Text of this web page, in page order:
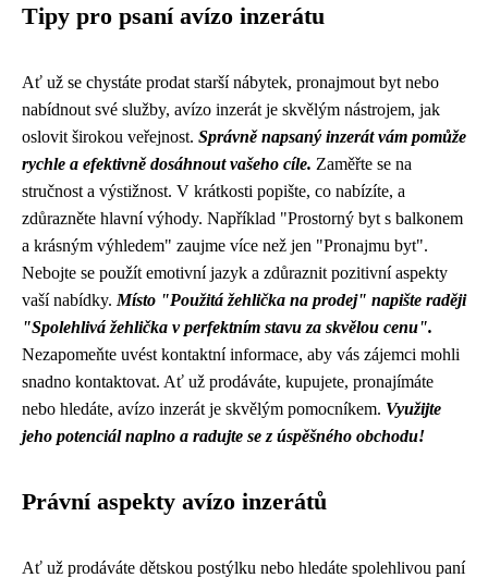
Tipy pro psaní avízo inzerátu
Ať už se chystáte prodat starší nábytek, pronajmout byt nebo
nabídnout své služby, avízo inzerát je skvělým nástrojem, jak
oslovit širokou veřejnost. Správně napsaný inzerát vám pomůže
rychle a efektivně dosáhnout vašeho cíle. Zaměřte se na
stručnost a výstižnost. V krátkosti popište, co nabízíte, a
zdůrazněte hlavní výhody. Například "Prostorný byt s balkonem
a krásným výhledem" zaujme více než jen "Pronajmu byt".
Nebojte se použít emotivní jazyk a zdůraznit pozitivní aspekty
vaší nabídky. Místo "Použitá žehlička na prodej" napište raději
"Spolehlivá žehlička v perfektním stavu za skvělou cenu".
Nezapomeňte uvést kontaktní informace, aby vás zájemci mohli
snadno kontaktovat. Ať už prodáváte, kupujete, pronajímáte
nebo hledáte, avízo inzerát je skvělým pomocníkem. Využijte
jeho potenciál naplno a radujte se z úspěšného obchodu!
Právní aspekty avízo inzerátů
Ať už prodáváte dětskou postýlku nebo hledáte spolehlivou paní